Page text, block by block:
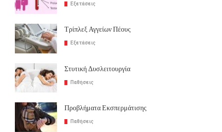
Εξετάσεις
Τρίπλεξ Αγγείων Πέους
Εξετάσεις
Στυτική Δυσλειτουργία
Παθήσεις
Προβλήματα Εκσπερμάτισης
Παθήσεις